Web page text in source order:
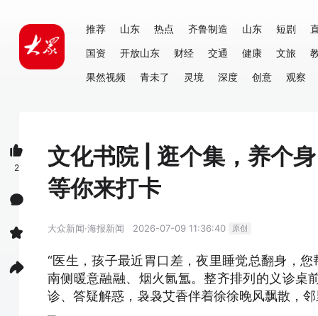
推荐 山东 热点 齐鲁制造 山东 短剧
国资
开放山东 财经 交通 健康 文旅
果然视频
青未了 灵境 深度 创意 观察
文化书院 | 逛个集，养个
等你来打卡
大众新闻·海报新闻 2026-07-09 11:36:40 原创
“医生，孩子最近胃口差，夜里睡觉总翻身，
南侧暖意融融、烟火氤氲。整齐排列的义诊桌
诊、答疑解惑，袅袅艾香伴着徐徐晚风飘散，
2